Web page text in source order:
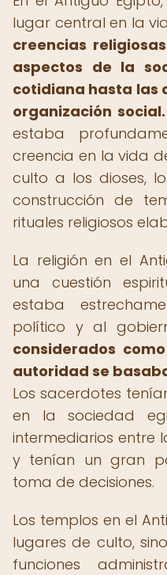
lugar central en la
creencias
aspectos de la
cotidiana hasta las
organización social.
estaba
creencia en la vida
culto a los dioses,
construcción de
rituales religiosos
La religión en el
una cuestión
estaba
político y al
considerados
autoridad se
Los sacerdotes
en la sociedad
intermediarios entre
y tenían un gran
toma de decisiones.
Los templos en el
lugares de culto,
funciones